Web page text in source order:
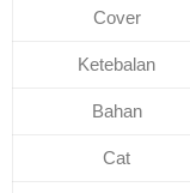
Cover
Ketebalan
Bahan
Cat